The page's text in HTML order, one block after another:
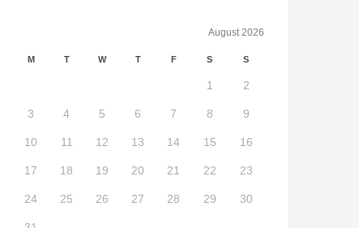
August 2026
M T W T F S S
1 2
3 4 5 6 7 8 9
10 11 12 13 14 15 16
17 18 19 20 21 22 23
24 25 26 27 28 29 30